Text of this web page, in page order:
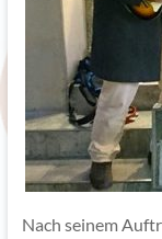
Nach seinem